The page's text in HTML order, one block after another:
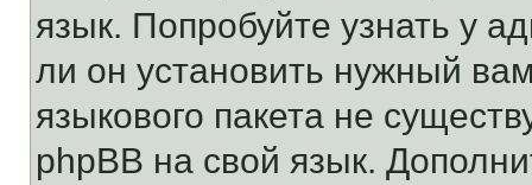
язык. Попробуйте узнать у
ли он установить нужный
языкового пакета не
phpBB на свой язык.